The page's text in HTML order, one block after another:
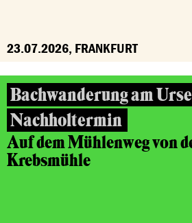
23.07.2026, FRANKFURT
Bachwanderung am
Nachholtermin
Auf dem Mühlenweg von
Krebsmühle